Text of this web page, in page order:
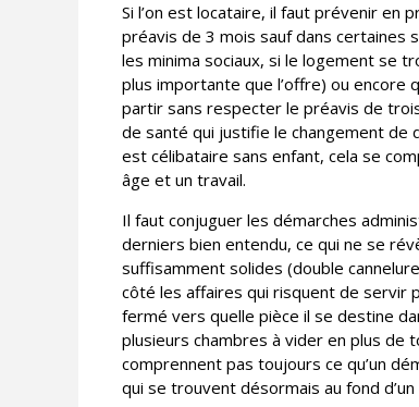
Si l’on est locataire, il faut prévenir en
préavis de 3 mois sauf dans certaines
les minima sociaux, si le logement se
plus importante que l’offre) ou encore
partir sans respecter le préavis de
de santé qui justifie le changement de
est célibataire sans enfant, cela se
âge et un travail.
Il faut conjuguer les démarches
derniers bien entendu, ce qui ne se
suffisamment solides (double
côté les affaires qui risquent de servir
fermé vers quelle pièce il se destine
plusieurs chambres à vider en plus
comprennent pas toujours ce qu’un
qui se trouvent désormais au fond